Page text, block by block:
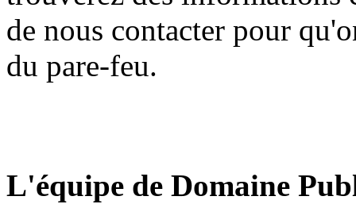
de nous contacter pour
du pare-feu.
L'équipe de Domaine